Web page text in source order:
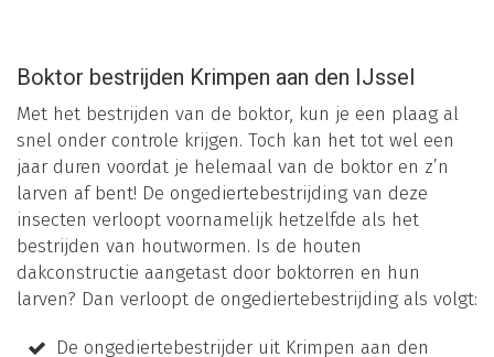
Boktor bestrijden Krimpen aan den IJssel
Met het bestrijden van de boktor, kun je een plaag al
snel onder controle krijgen. Toch kan het tot wel een
jaar duren voordat je helemaal van de boktor en z’n
larven af bent! De ongediertebestrijding van deze
insecten verloopt voornamelijk hetzelfde als het
bestrijden van houtwormen. Is de houten
dakconstructie aangetast door boktorren en hun
larven? Dan verloopt de ongediertebestrijding als volgt:
De ongediertebestrijder uit Krimpen aan den